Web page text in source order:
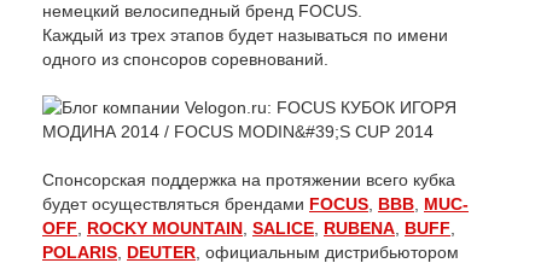
немецкий велосипедный бренд FOCUS.
Каждый из трех этапов будет называться по имени
одного из спонсоров соревнований.
Спонсорская поддержка на протяжении всего кубка
будет осуществляться брендами FOCUS BBB MUC-
OFF
ROCKY MOUNTAIN SALICE RUBENA BUFF
POLARIS DEUTER , официальным дистрибьютором